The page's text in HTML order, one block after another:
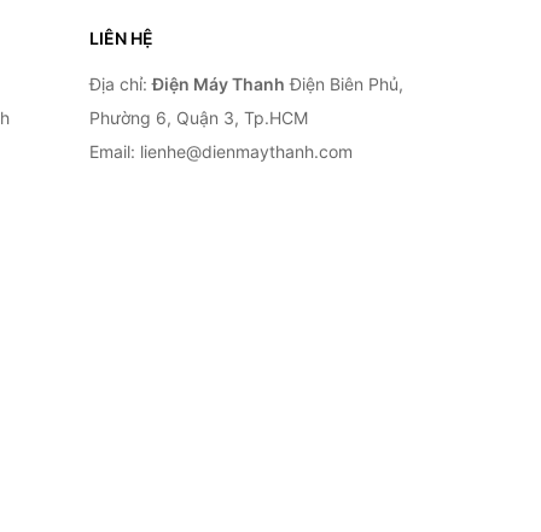
LIÊN HỆ
Địa chỉ:Điện Máy Thanh Điện Biên Phủ,
Phường 6, Quận 3, Tp.HCM
Email: lienhe@dienmaythanh.com